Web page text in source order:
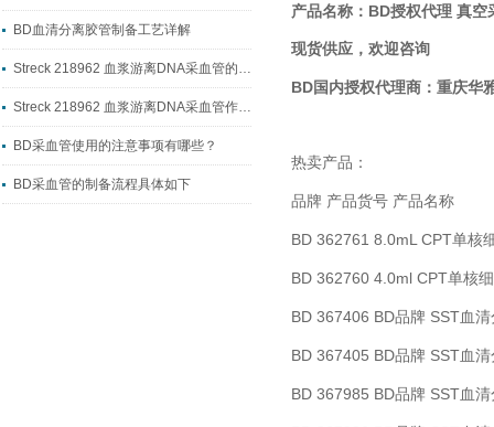
BD血清分离胶管制备工艺详解
Streck 218962 血浆游离DNA采血管的制备工艺流程
Streck 218962 血浆游离DNA采血管作用详解
BD采血管使用的注意事项有哪些？
BD采血管的制备流程具体如下
产品名称： BD授权代理 真空
现货供应，欢迎咨询
BD国内授权代理商： 重庆华
热卖产品：
品牌 产品货号 产品名称
BD 362761 8.0mL CPT单核
BD 362760 4.0ml CPT单核
BD 367406 BD品牌 SST血
BD 367405 BD品牌 SST血
BD 367985 BD品牌 SST血